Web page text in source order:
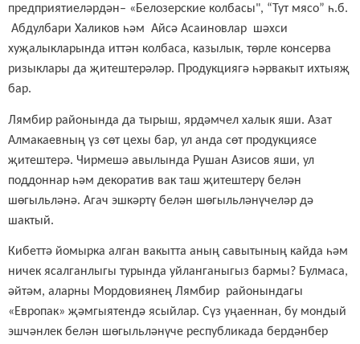
предприятиеләрдән– «Белозерские колбасы", “Тут мясо” һ.б.
Абдулбари Халиков һәм Айсә Асаиновлар шәхси
хуҗалыкларында иттән колбаса, казылык, төрле консерва
ризыклары да җитештерәләр. Продукциягә һәрвакыт ихтыяҗ
бар.
Лямбир районында да тырыш, ярдәмчел халык яши. Азат
Алмакаевның үз сөт цехы бар, ул анда сөт продукциясе
җитештерә. Чирмешә авылында Рушан Азисов яши, ул
поддоннар һәм декоратив вак таш җитештерү белән
шөгыльләнә. Агач эшкәртү белән шөгыльләнүчеләр дә
шактый.
Кибеттә йомырка алган вакытта аның савытының кайда һәм
ничек ясалганлыгы турында уйланганыгыз бармы? Булмаса,
әйтәм, аларны Мордовиянең Лямбир районындагы
«Европак» җәмгыятендә ясыйлар. Сүз уңаеннан, бу мондый
эшчәнлек белән шөгыльләнүче республикада бердәнбер